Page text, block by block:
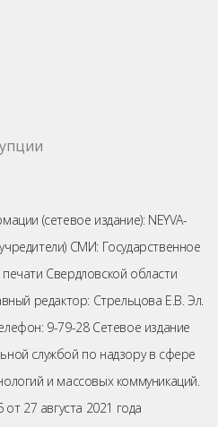
(сетевое издание): NEYVA-
СМИ: Государственное
Свердловской области
редактор: Стрельцова Е.В. Эл.
9-79-28 Сетевое издание
службой по надзору в сфере
и массовых коммуникаций.
27 августа 2021 года